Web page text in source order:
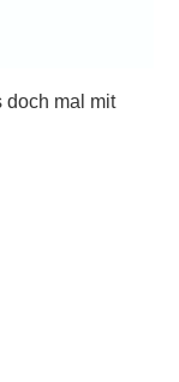
doch mal mit